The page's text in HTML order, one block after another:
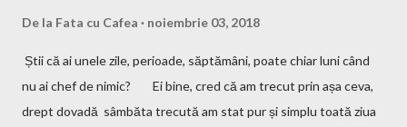
De la Fata cu Cafea noiembrie 03, 2018
Știi că ai unele zile, perioade, săptămâni, poate chiar luni când
nu ai chef de nimic? Ei bine, cred că am trecut prin așa ceva,
drept dovadă sâmbăta trecută am stat pur și simplu toată ziua